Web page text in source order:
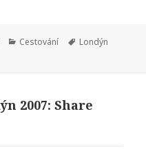
Rubriky:
Cestování Štítky:
Londýn
2007: Share